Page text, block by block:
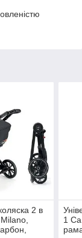
2 в
1